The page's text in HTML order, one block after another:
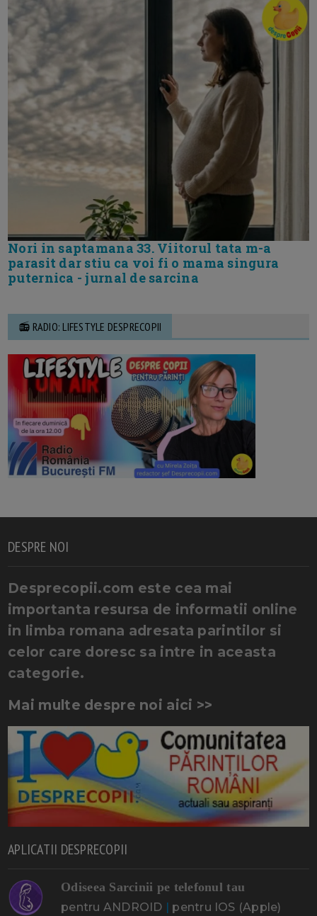
Nori in saptamana 33. Viitorul tata m-a
parasit dar stiu ca voi fi o mama singura
puternica - jurnal de sarcina
📻 RADIO: LIFESTYLE DESPRECOPII
DESPRE NOI
Desprecopii.com este cea mai
importanta resursa de informatii online
in limba romana adresata parintilor si
celor care doresc sa intre in aceasta
categorie.
Mai multe despre noi aici >>
APLICATII DESPRECOPII
Odiseea Sarcinii pe telefonul tau
pentru ANDROID | pentru IOS (Apple)